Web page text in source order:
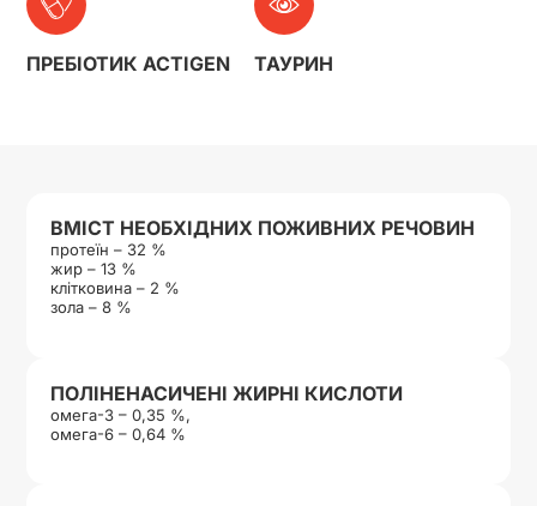
ПРЕБІОТИК ACTIGEN ТАУРИН
ВМІСТ НЕОБХІДНИХ ПОЖИВНИХ РЕЧОВИН
протеїн – 32 %
жир – 13 %
клітковина – 2 %
зола – 8 %
ПОЛІНЕНАСИЧЕНІ ЖИРНІ КИСЛОТИ
омега-3 – 0,35 %,
омега-6 – 0,64 %